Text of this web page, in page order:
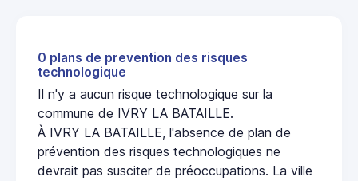
0 plans de prevention des risques
technologique
Il n'y a aucun risque technologique sur la
commune de IVRY LA BATAILLE.
À IVRY LA BATAILLE, l'absence de plan de
prévention des risques technologiques ne
devrait pas susciter de préoccupations. La ville